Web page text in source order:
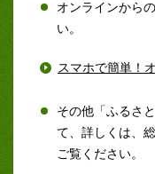
オンラインから
い。
スマホで簡単！
その他「ふるさ
て、詳しくは、
ご覧ください。